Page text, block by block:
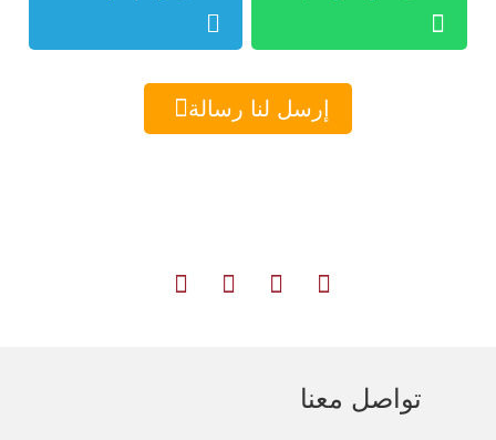


إرسل لنا رسالة




تواصل معنا